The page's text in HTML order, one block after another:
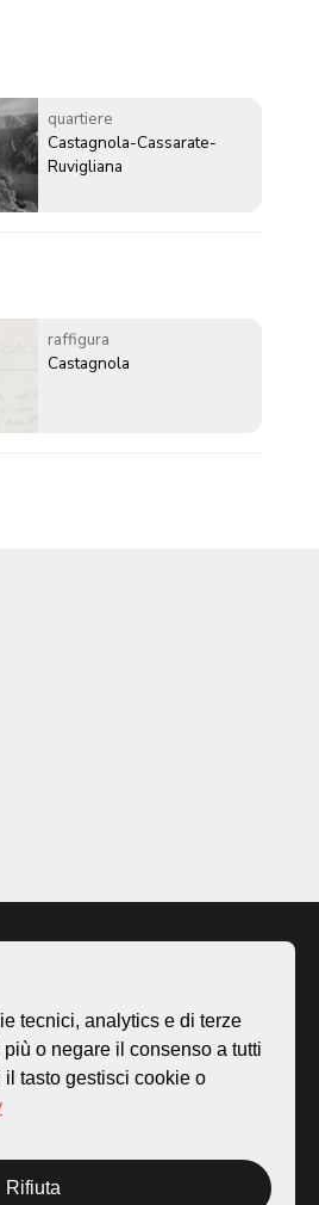
quartiere
Castagnola-Cassarate-
Ruvigliana
raffigura
Castagnola
Homepage
Mappa
Storie
tecnici, analytics e di terze
o negare il consenso a tutti
tasto gestisci cookie o
Rifiuta